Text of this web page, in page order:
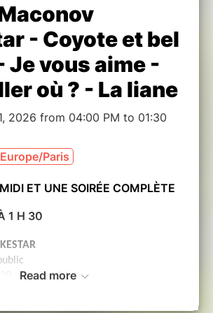
- Coyote et bel
Je vous aime -
où ? - La liane
2026 from 04:00 PM to 01:30
Paris
ET UNE SOIRÉE COMPLÈTE
1 H 30
- Durée : 1 h
Read more